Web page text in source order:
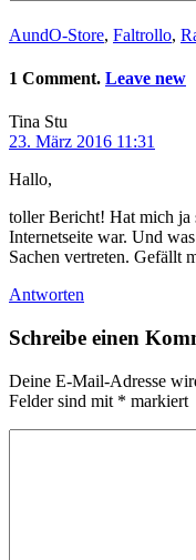
AundO-Store, Faltrollo,
1 Comment. Leave new
Tina Stu
23. März 2016 11:31
Hallo,
toller Bericht! Hat mich ja
Internetseite war. Und
Sachen vertreten. Gefällt
Antworten
Schreibe einen
Deine E-Mail-Adresse
Felder sind mit * markiert